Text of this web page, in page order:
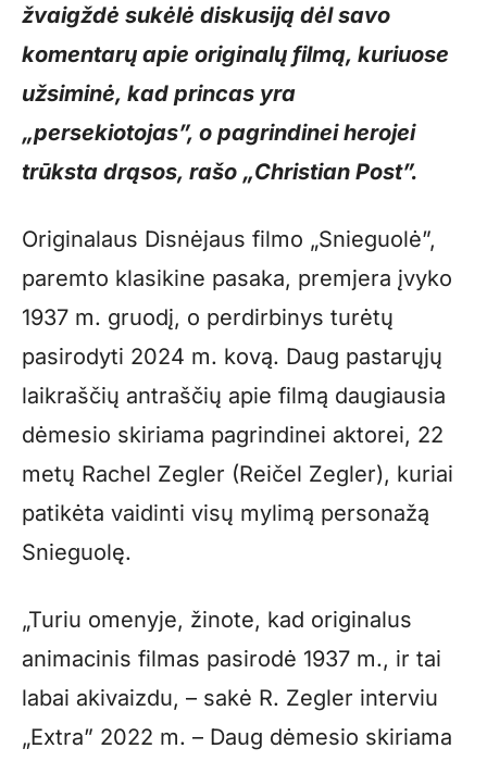
žvaigždė sukėlė diskusiją dėl savo
komentarų apie originalų filmą, kuriuose
užsiminė, kad princas yra
„persekiotojas”, o pagrindinei herojei
trūksta drąsos, rašo „Christian Post”.
Originalaus Disnėjaus filmo „Snieguolė”,
paremto klasikine pasaka, premjera įvyko
1937 m. gruodį, o perdirbinys turėtų
pasirodyti 2024 m. kovą. Daug pastarųjų
laikraščių antraščių apie filmą daugiausia
dėmesio skiriama pagrindinei aktorei, 22
metų Rachel Zegler (Reičel Zegler), kuriai
patikėta vaidinti visų mylimą personažą
Snieguolę.
„Turiu omenyje, žinote, kad originalus
animacinis filmas pasirodė 1937 m., ir tai
labai akivaizdu, – sakė R. Zegler interviu
„Extra” 2022 m. – Daug dėmesio skiriama